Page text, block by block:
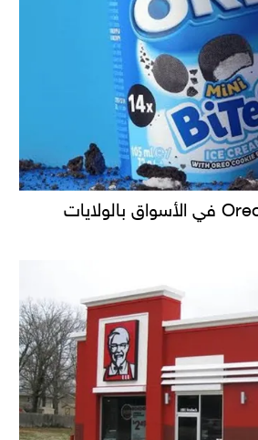
أوريو تُطلق Oreo Bites في الأسواق بالولايات